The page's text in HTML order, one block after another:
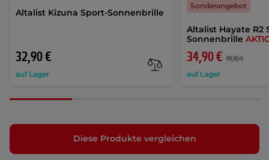
Altalist Kizuna Sport-Sonnenbrille
32,90 €
auf Lager
Altalist Hayate R2
Sonnenbrille
34,90 € 49,90 €
auf Lager
Sonderangebot
Diese Produkte vergleichen